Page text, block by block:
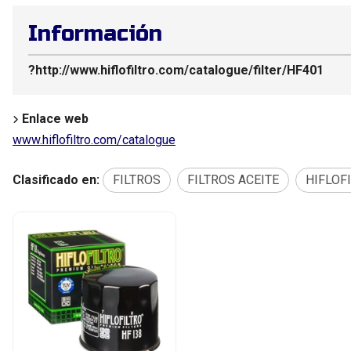
Información
?http://www.hiflofiltro.com/catalogue/filter/HF401
Enlace web
www.hiflofiltro.com/catalogue
Clasificado en: FILTROS FILTROS ACEITE